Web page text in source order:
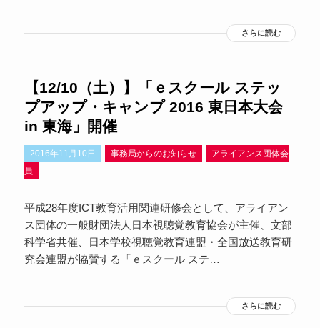
さらに読む
【12/10（土）】「ｅスクール ステッ
プアップ・キャンプ 2016 東日本大会
in 東海」開催
2016年11月10日 事務局からのお知らせ
アライアンス団体会
員
平成28年度ICT教育活用関連研修会として、アライアン
ス団体の一般財団法人日本視聴覚教育協会が主催、文部
科学省共催、日本学校視聴覚教育連盟・全国放送教育研
究会連盟が協賛する「ｅスクール ステ…
さらに読む